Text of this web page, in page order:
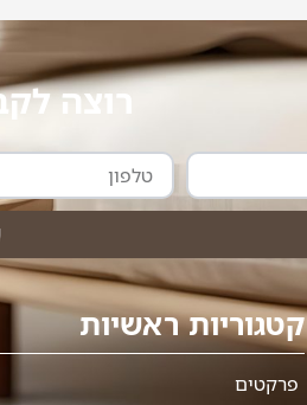
רוצה
טלפון
קטגוריות ראשיות
פרקטים